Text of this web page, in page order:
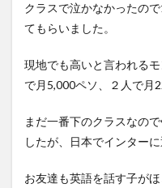
クラスで泣かなかったの
てもらいました。
現地でも高いと言われる
で月5,000ペソ、２人で月
まだ一番下のクラスなの
したが、日本でインター
お友達も英語を話す子が